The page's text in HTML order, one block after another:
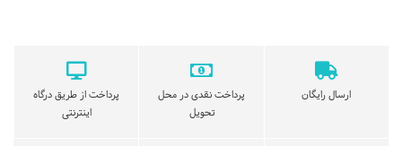
ارسال رایگان
پرداخت نقدی در محل
تحویل
پرداخت از طریق درگاه
اینترنتی